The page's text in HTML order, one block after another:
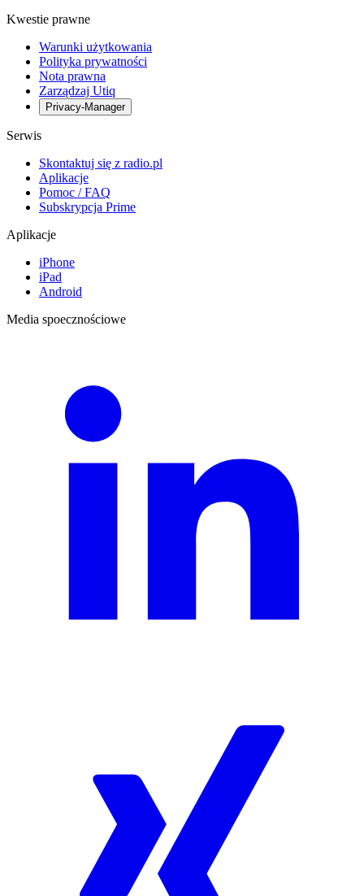
Kwestie prawne
Warunki użytkowania
Polityka prywatności
Nota prawna
Zarządzaj Utiq
Privacy-Manager
Serwis
Skontaktuj się z radio.pl
Aplikacje
Pomoc / FAQ
Subskrypcja Prime
Aplikacje
iPhone
iPad
Android
Media spoecznościowe